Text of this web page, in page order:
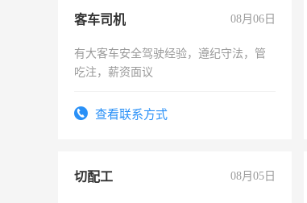
客车司机 08月06日
有大客车安全驾驶经验，遵纪守法，管
吃注，薪资面议
查看联系方式
切配工 08月05日